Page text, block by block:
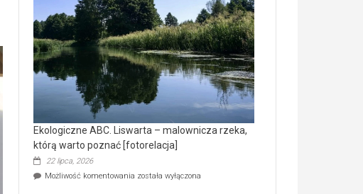
[wideo]
Ekologiczne ABC. Liswarta – malownicza rzeka,
którą warto poznać [fotorelacja]
22 lipca, 2026
Możliwość komentowania Ekologiczne
została wyłączona